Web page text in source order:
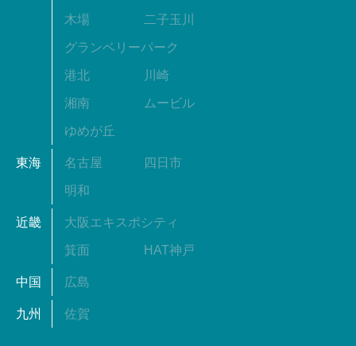
木場 二子玉川
グランベリーパーク
港北 川崎
湘南 ムービル
ゆめが丘
東海 名古屋 四日市
明和
近畿 大阪エキスポシティ
箕面 HAT神戸
中国 広島
九州 佐賀